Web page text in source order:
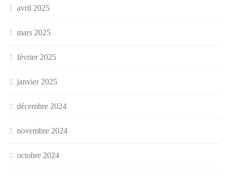
avril 2025
mars 2025
février 2025
janvier 2025
décembre 2024
novembre 2024
octobre 2024